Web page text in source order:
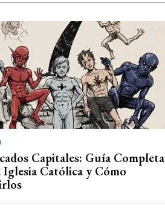
Capitales: Guía Completa
Iglesia Católica y Cómo